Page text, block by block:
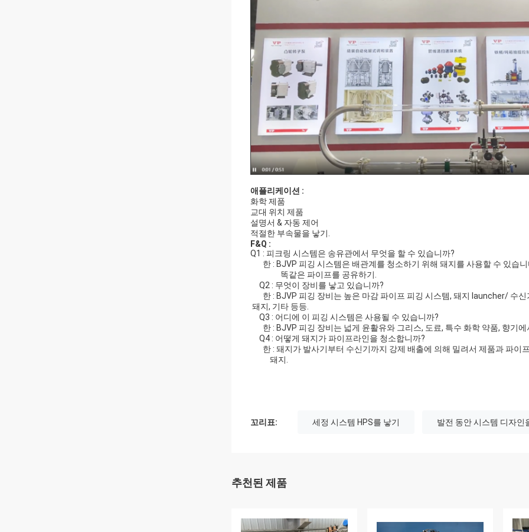
애플리케이션 :
화학 제품
교대 위치 제품
설명서 & 자동 제어
적절한 부속물을 낳기.
F&Q :
Q1 : 피크링 시스템은 송유관에서 무엇을 할 수 있습니까?
한 : BJVP 피깅 시스템은 배관계를 청소하기 위해 돼지를 사용할 수 있습
똑같은 파이프를 공유하기.
Q2 : 무엇이 장비를 낳고 있습니까?
한 : BJVP 피깅 장비는 높은 마감 파이프 피깅 시스템, 돼지 launcher/
돼지, 기타 등등.
Q3 : 어디에 이 피깅 시스템은 사용될 수 있습니까?
한 : BJVP 피깅 장비는 넓게 윤활유와 그리스, 도료, 특수 화학 약품,
Q4 : 어떻게 돼지가 파이프라인을 청소합니까?
한 : 돼지가 발사기부터 수신기까지 강제 배출에 의해 밀려서 제품과 파
돼지.
꼬리표: 세정 시스템 HPS를 낳기 발전 동안 시스템 디자인
추천된 제품